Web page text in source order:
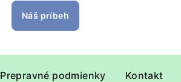
Náš príbeh
Prepravné podmienky Kontakt